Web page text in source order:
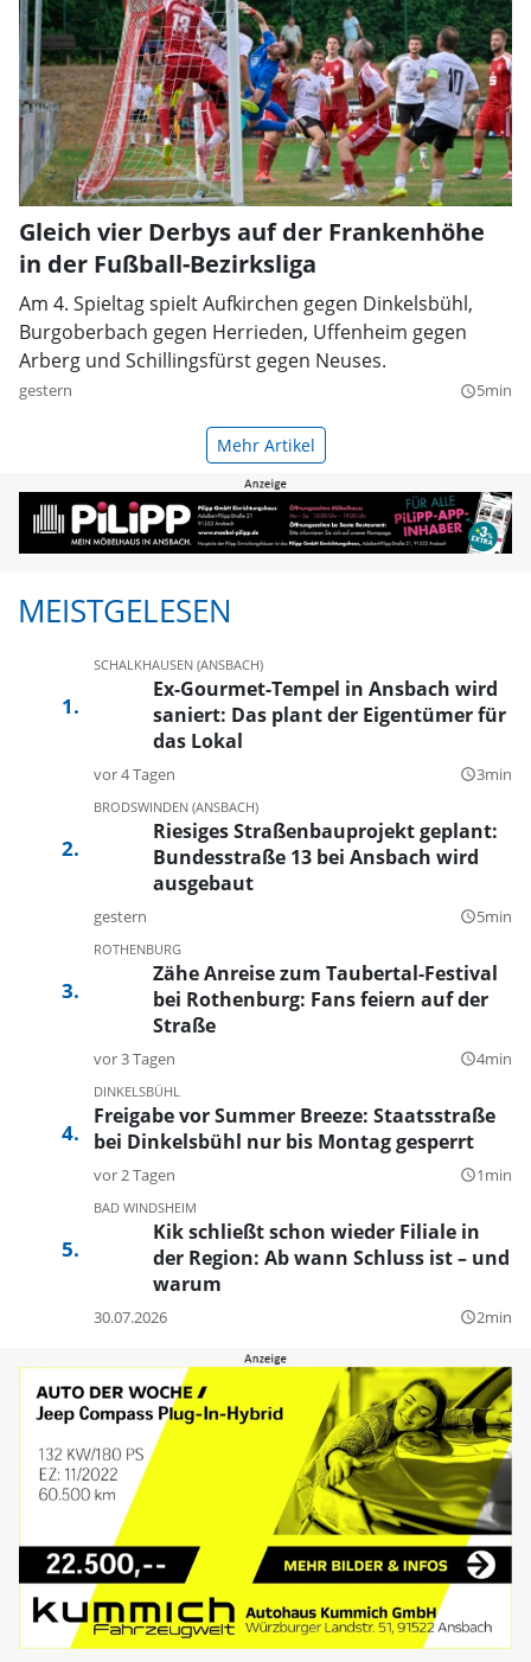
Gleich vier Derbys auf der Frankenhöhe
in der Fußball-Bezirksliga
Am 4. Spieltag spielt Aufkirchen gegen Dinkelsbühl,
Burgoberbach gegen Herrieden, Uffenheim gegen
Arberg und Schillingsfürst gegen Neuses.
gestern query_builder5min
Mehr Artikel
MEISTGELESEN
SCHALKHAUSEN (ANSBACH)
Ex-Gourmet-Tempel in Ansbach wird
saniert: Das plant der Eigentümer für
das Lokal
vor 4 Tagen query_builder3min
BRODSWINDEN (ANSBACH)
Riesiges Straßenbauprojekt geplant:
Bundesstraße 13 bei Ansbach wird
ausgebaut
gestern query_builder5min
ROTHENBURG
Zähe Anreise zum Taubertal-Festival
bei Rothenburg: Fans feiern auf der
Straße
vor 3 Tagen query_builder4min
DINKELSBÜHL
Freigabe vor Summer Breeze: Staatsstraße
bei Dinkelsbühl nur bis Montag gesperrt
vor 2 Tagen query_builder1min
BAD WINDSHEIM
Kik schließt schon wieder Filiale in
der Region: Ab wann Schluss ist – und
warum
30.07.2026 query_builder2min